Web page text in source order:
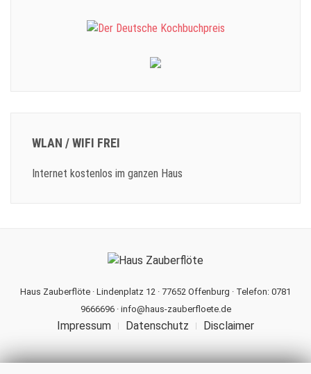
WLAN / WIFI FREI
Internet kostenlos im ganzen Haus
Haus Zauberflöte · Lindenplatz 12 · 77652 Offenburg · Telefon: 0781
9666696 · info@haus-zauberfloete.de
Impressum Datenschutz Disclaimer